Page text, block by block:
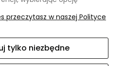
przeczytasz w naszej Polityce
tylko niezbędne